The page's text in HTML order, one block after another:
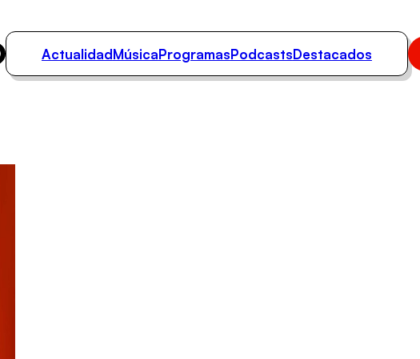
ActualidadMúsicaProgramasPodcastsDestacados